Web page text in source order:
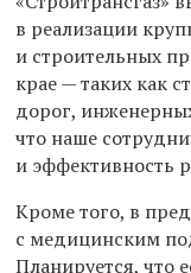
в реализации
и строительных
крае — таких как
дорог,
что наше
и эффективность
Кроме того, в
с медицинским
Планируется, что